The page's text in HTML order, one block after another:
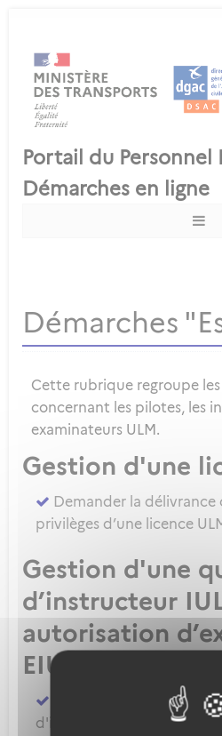
Démarches
Cette rubrique regroupe
concernant les pilotes, les
examinateurs ULM.
Gestion d'une
Demander la délivrance
privilèges d’une licence
Gestion d'une
d’instructeur
autorisation
EIULM
Attester des prérequis
d'instructeur ULM